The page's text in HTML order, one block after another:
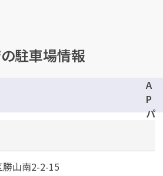
駐車場情報
A
P
パ
勝
山南2-2-15